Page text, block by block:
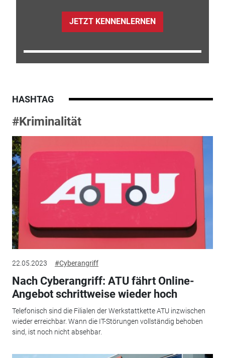
JETZT KENNENLERNEN
HASHTAG
#Kriminalität
22.05.2023 #Cyberangriff
Nach Cyberangriff: ATU fährt Online-
Angebot schrittweise wieder hoch
Telefonisch sind die Filialen der Werkstattkette ATU inzwischen
wieder erreichbar. Wann die IT-Störungen vollständig behoben
sind, ist noch nicht absehbar.